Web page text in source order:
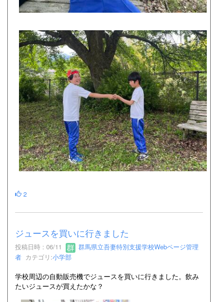
2
ジュースを買いに行きました
投稿日時 : 06/11
群馬県立吾妻特別支援学校Webページ管理
者 カテゴリ:小学部
学校周辺の自動販売機でジュースを買いに行きました。飲み
たいジュースが買えたかな？